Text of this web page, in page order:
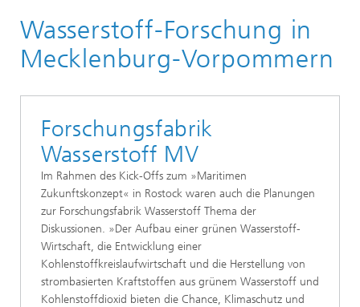
Innovationsfelder
Wasserstoff-Forschung in
Mecklenburg-Vorpommern
Forschungsfabrik
Wasserstoff MV
Im Rahmen des Kick-Offs zum »Maritimen
Zukunftskonzept« in Rostock waren auch die Planungen
zur Forschungsfabrik Wasserstoff Thema der
Diskussionen. »Der Aufbau einer grünen Wasserstoff-
Wirtschaft, die Entwicklung einer
Kohlenstoffkreislaufwirtschaft und die Herstellung von
strombasierten Kraftstoffen aus grünem Wasserstoff und
Kohlenstoffdioxid bieten die Chance, Klimaschutz und